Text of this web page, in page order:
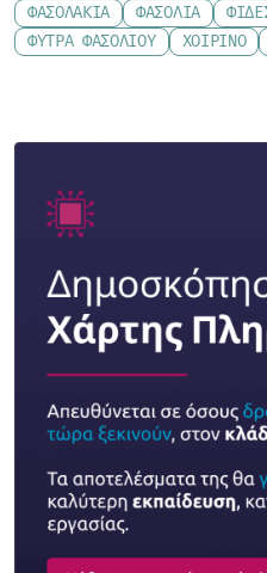
ΦΑΣΟΛΆΚΙΑ
ΦΑΣΌΛΙΑ
ΦΎΤΡΑ ΦΑΣΟΛΙΟΎ
ΧΟΙΡΙΝΌ